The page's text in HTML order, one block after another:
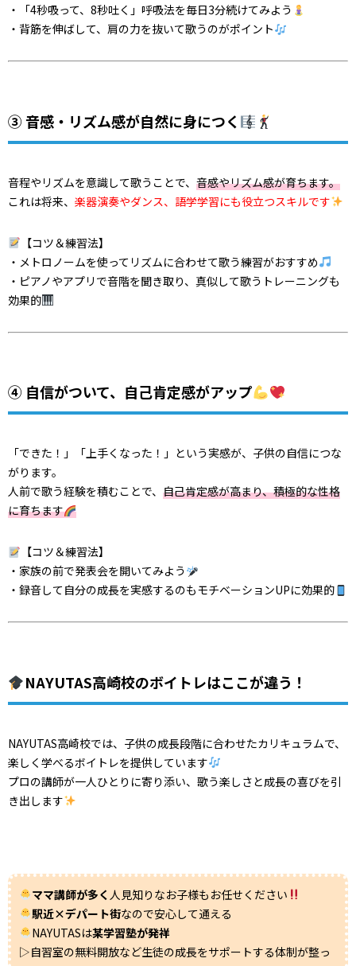
・「4秒吸って、8秒吐く」呼吸法を毎日3分続けてみよう
・背筋を伸ばして、肩の力を抜いて歌うのがポイント
③ 音感・リズム感が自然に身につく
音程やリズムを意識して歌うことで、 音感やリズム感が育ちます。
これは将来、 楽器演奏やダンス、語学学習にも役立つスキルです
【コツ＆練習法】
・メトロノームを使ってリズムに合わせて歌う練習がおすすめ
・ピアノやアプリで音階を聞き取り、真似して歌うトレーニングも
効果的
④ 自信がついて、自己肯定感がアップ
「できた！」「上手くなった！」という実感が、子供の自信につな
がります。
人前で歌う経験を積むことで、 自己肯定感が高まり、積極的な性格
に育ちます
【コツ＆練習法】
・家族の前で発表会を開いてみよう
・録音して自分の成長を実感するのもモチベーションUPに効果的
NAYUTAS高崎校のボイトレはここが違う！
NAYUTAS高崎校では、子供の成長段階に合わせたカリキュラムで、
楽しく学べるボイトレを提供しています
プロの講師が一人ひとりに寄り添い、歌う楽しさと成長の喜びを引
き出します
ママ講師が多く 人見知りなお子様もお任せください
駅近×デパート街なので安心して通える
NAYUTASは某学習塾が発祥
▷自習室の無料開放など生徒の成長をサポートする体制が整っ